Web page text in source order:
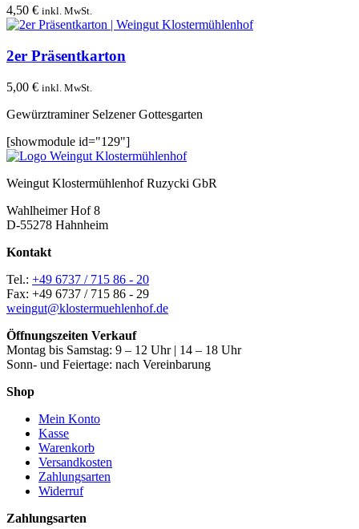
4,50 € inkl. MwSt.
2er Präsentkarton
5,00 € inkl. MwSt.
Gewürztraminer Selzener Gottesgarten
[showmodule id="129"]
Weingut Klostermühlenhof Ruzycki GbR
Wahlheimer Hof 8
D-55278 Hahnheim
Kontakt
Tel.: +49 6737 / 715 86 - 20
Fax: +49 6737 / 715 86 - 29
weingut@klostermuehlenhof.de
Öffnungszeiten Verkauf
Montag bis Samstag: 9 – 12 Uhr | 14 – 18 Uhr
Sonn- und Feiertage: nach Vereinbarung
Shop
Mein Konto
Kasse
Warenkorb
Versandkosten
Zahlungsarten
Widerruf
Zahlungsarten